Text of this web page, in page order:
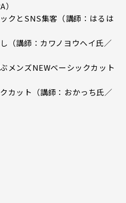
クとSNS集客（講師：はるは
（講師：カワノヨウヘイ氏／
メンズNEWベーシックカット
カット（講師：おかっち氏／